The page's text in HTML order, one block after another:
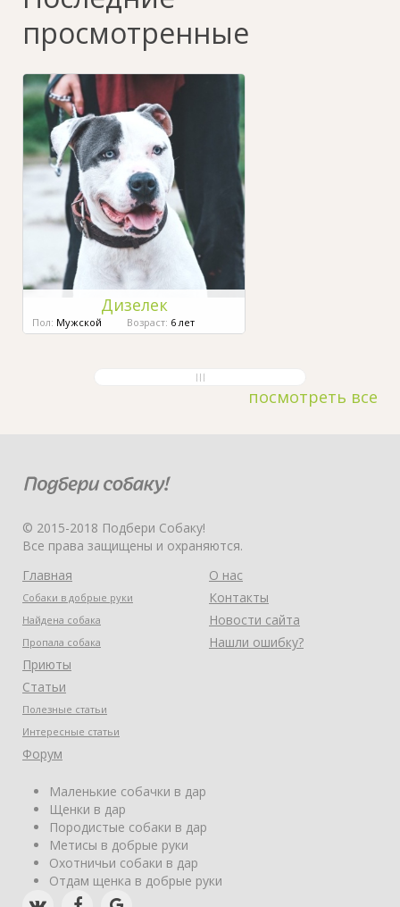
просмотренные
Дизелек
Пол: Мужской Возраст: 6 лет
посмотреть все
© 2015-2018 Подбери Собаку!
Все права защищены и охраняются.
Главная
Собаки в добрые руки
Найдена собака
Пропала собака
Приюты
Статьи
Полезные статьи
Интересные статьи
Форум
О нас
Контакты
Новости сайта
Нашли ошибку?
Маленькие собачки в дар
Щенки в дар
Породистые собаки в дар
Метисы в добрые руки
Охотничьи собаки в дар
Отдам щенка в добрые руки